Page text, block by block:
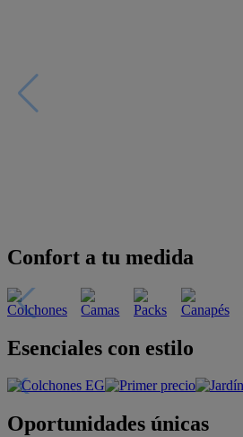
Confort a tu medida
Esenciales con estilo
Oportunidades únicas